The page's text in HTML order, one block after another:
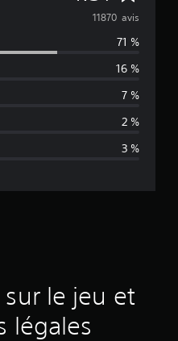
o
y
e
n
d
a
11870 avis
71 %
16 %
7 %
2 %
3 %
le jeu et
légales